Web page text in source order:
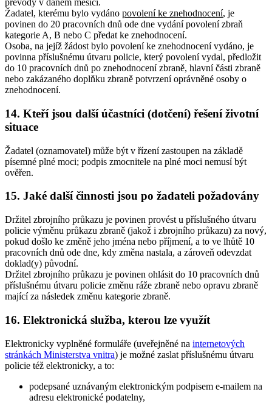
převody v daném měsíci.
Žadatel, kterému bylo vydáno povolení ke znehodnocení, je
povinen do 20 pracovních dnů ode dne vydání povolení zbraň
kategorie A, B nebo C předat ke znehodnocení.
Osoba, na jejíž žádost bylo povolení ke znehodnocení vydáno, je
povinna příslušnému útvaru policie, který povolení vydal, předložit
do 10 pracovních dnů po znehodnocení zbraně, hlavní části zbraně
nebo zakázaného doplňku zbraně potvrzení oprávněné osoby o
znehodnocení.
14. Kteří jsou další účastníci (dotčení) řešení životní
situace
Žadatel (oznamovatel) může být v řízení zastoupen na základě
písemné plné moci; podpis zmocnitele na plné moci nemusí být
ověřen.
15. Jaké další činnosti jsou po žadateli požadovány
Držitel zbrojního průkazu je povinen provést u příslušného útvaru
policie výměnu průkazu zbraně (jakož i zbrojního průkazu) za nový,
pokud došlo ke změně jeho jména nebo příjmení, a to ve lhůtě 10
pracovních dnů ode dne, kdy změna nastala, a zároveň odevzdat
doklad(y) původní.
Držitel zbrojního průkazu je povinen ohlásit do 10 pracovních dnů
příslušnému útvaru policie změnu ráže zbraně nebo opravu zbraně
mající za následek změnu kategorie zbraně.
16. Elektronická služba, kterou lze využít
Elektronicky vyplněné formuláře (uveřejněné na internetových
stránkách Ministerstva vnitra) je možné zaslat příslušnému útvaru
policie též elektronicky, a to:
podepsané uznávaným elektronickým podpisem e-mailem na
adresu elektronické podatelny,